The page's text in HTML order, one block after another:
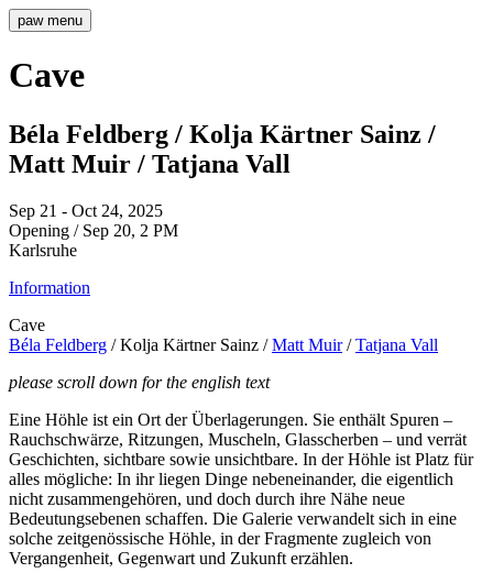
paw menu
Cave
Béla Feldberg / Kolja Kärtner Sainz /
Matt Muir / Tatjana Vall
Sep 21 - Oct 24, 2025
Opening / Sep 20, 2 PM
Karlsruhe
Information
Cave
Béla Feldberg / Kolja Kärtner Sainz /Matt Muir/Tatjana Vall
please scroll down for the english text
Eine Höhle ist ein Ort der Überlagerungen. Sie enthält Spuren –
Rauchschwärze, Ritzungen, Muscheln, Glasscherben – und verrät
Geschichten, sichtbare sowie unsichtbare. In der Höhle ist Platz für
alles mögliche: In ihr liegen Dinge nebeneinander, die eigentlich
nicht zusammengehören, und doch durch ihre Nähe neue
Bedeutungsebenen schaffen. Die Galerie verwandelt sich in eine
solche zeitgenössische Höhle, in der Fragmente zugleich von
Vergangenheit, Gegenwart und Zukunft erzählen.